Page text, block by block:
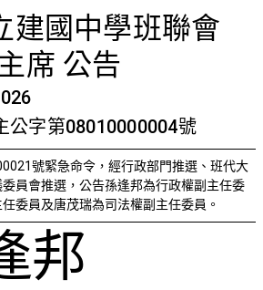
特殊
建國中學班聯會
主席 公告
公字第08010000004號
號緊急命令， 經行政部門推選、班代大
員會推選，公告孫逢邦為行政權副主任委
委員及唐茂瑞為司法權副主任委員。
邦